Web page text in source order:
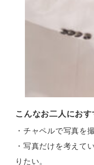
こんなお二人にお
・チャペルで写真を
・写真だけを考えて
りたい。